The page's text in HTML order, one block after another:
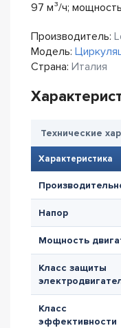
97 м³/ч;
Производитель:
Модель:
Страна: Италия
Технические
Характеристика
Напор
Мощность
Класс защиты
Класс
эффективности